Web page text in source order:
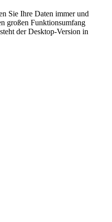
Sie Ihre Daten immer und
großen Funktionsumfang
der Desktop-Version in